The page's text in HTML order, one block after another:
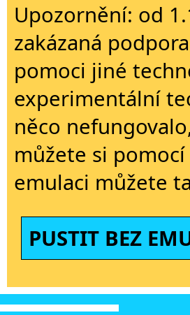
Upozornění: od
zakázaná
pomoci jiné
experimentální
něco
můžete si
emulaci můžete
PUSTIT BEZ